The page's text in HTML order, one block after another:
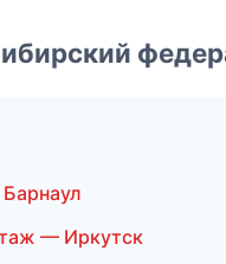
— Иркутск